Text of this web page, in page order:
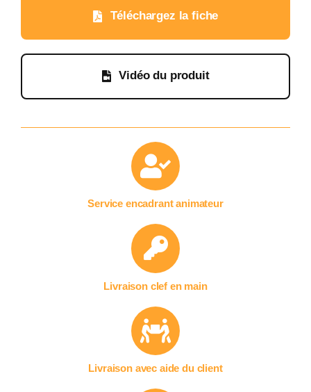
Téléchargez la fiche
Vidéo du produit
Service encadrant animateur
Livraison clef en main
Livraison avec aide du client